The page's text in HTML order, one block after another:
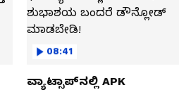
08:41
ವ್ಯಾಟ್ಸಾಪ್‌ನಲ್ಲಿ APK